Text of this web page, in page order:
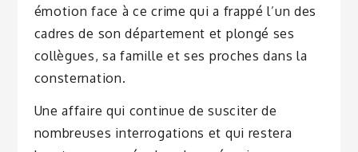
émotion face à ce crime qui a frappé l’un des
cadres de son département et plongé ses
collègues, sa famille et ses proches dans la
consternation.
Une affaire qui continue de susciter de
nombreuses interrogations et qui restera